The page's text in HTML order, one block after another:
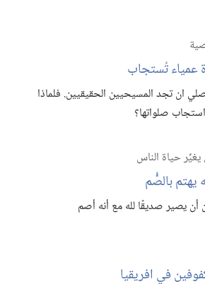
عمياء تُستجاب
ان تجد المسيحيين الحقيقيين.‏ فلماذا
صلواتها؟‏
حياة الناس
يهتم بالصُّم
يصير صديقًا لله مع أنه أصم
في افريقيا